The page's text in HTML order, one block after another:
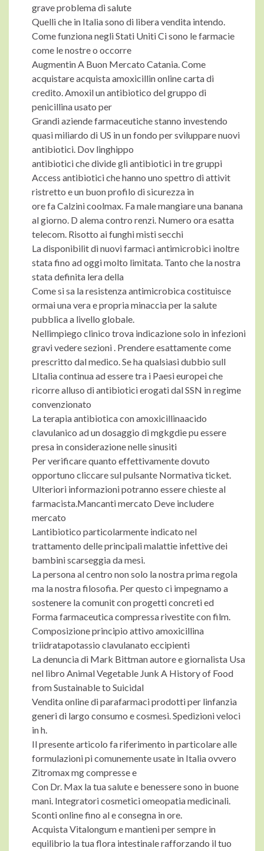
grave problema di salute
Quelli che in Italia sono di libera vendita intendo.
Come funziona negli Stati Uniti Ci sono le farmacie
come le nostre o occorre
Augmentin A Buon Mercato Catania. Come
acquistare acquista amoxicillin online carta di
credito. Amoxil un antibiotico del gruppo di
penicillina usato per
Grandi aziende farmaceutiche stanno investendo
quasi miliardo di US in un fondo per sviluppare nuovi
antibiotici. Dov linghippo
antibiotici che divide gli antibiotici in tre gruppi
Access antibiotici che hanno uno spettro di attivit
ristretto e un buon profilo di sicurezza in
ore fa Calzini coolmax. Fa male mangiare una banana
al giorno. D alema contro renzi. Numero ora esatta
telecom. Risotto ai funghi misti secchi
La disponibilit di nuovi farmaci antimicrobici inoltre
stata fino ad oggi molto limitata. Tanto che la nostra
stata definita lera della
Come si sa la resistenza antimicrobica costituisce
ormai una vera e propria minaccia per la salute
pubblica a livello globale.
Nellimpiego clinico trova indicazione solo in infezioni
gravi vedere sezioni . Prendere esattamente come
prescritto dal medico. Se ha qualsiasi dubbio sull
LItalia continua ad essere tra i Paesi europei che
ricorre alluso di antibiotici erogati dal SSN in regime
convenzionato
La terapia antibiotica con amoxicillinaacido
clavulanico ad un dosaggio di mgkgdie pu essere
presa in considerazione nelle sinusiti
Per verificare quanto effettivamente dovuto
opportuno cliccare sul pulsante Normativa ticket.
Ulteriori informazioni potranno essere chieste al
farmacista.Mancanti mercato Deve includere
mercato
Lantibiotico particolarmente indicato nel
trattamento delle principali malattie infettive dei
bambini scarseggia da mesi.
La persona al centro non solo la nostra prima regola
ma la nostra filosofia. Per questo ci impegnamo a
sostenere la comunit con progetti concreti ed
Forma farmaceutica compressa rivestite con film.
Composizione principio attivo amoxicillina
triidratapotassio clavulanato eccipienti
La denuncia di Mark Bittman autore e giornalista Usa
nel libro Animal Vegetable Junk A History of Food
from Sustainable to Suicidal
Vendita online di parafarmaci prodotti per linfanzia
generi di largo consumo e cosmesi. Spedizioni veloci
in h.
Il presente articolo fa riferimento in particolare alle
formulazioni pi comunemente usate in Italia ovvero
Zitromax mg compresse e
Con Dr. Max la tua salute e benessere sono in buone
mani. Integratori cosmetici omeopatia medicinali.
Sconti online fino al e consegna in ore.
Acquista Vitalongum e mantieni per sempre in
equilibrio la tua flora intestinale rafforzando il tuo